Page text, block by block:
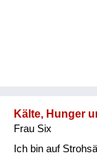
Kälte, Hunger
Frau Six
Ich bin auf